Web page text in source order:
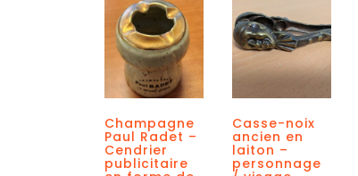
Champagne
Paul Radet –
Cendrier
publicitaire
Casse-noix
ancien en
laiton –
personnage